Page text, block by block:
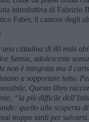
introduttiva di Fabrizio
Faber, il cantore degli
una cittadina di 80 mila
Samia, adolescente
non è integrata ma il
a sopportare tutto.
Questo libro
“la più difficile
quello alla scoperta di
troppo tardi per salvarsi.